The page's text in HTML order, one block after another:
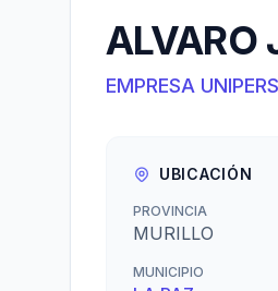
ALVARO
EMPRESA
UBICACIÓN
PROVINCIA
MURILLO
MUNICIPIO